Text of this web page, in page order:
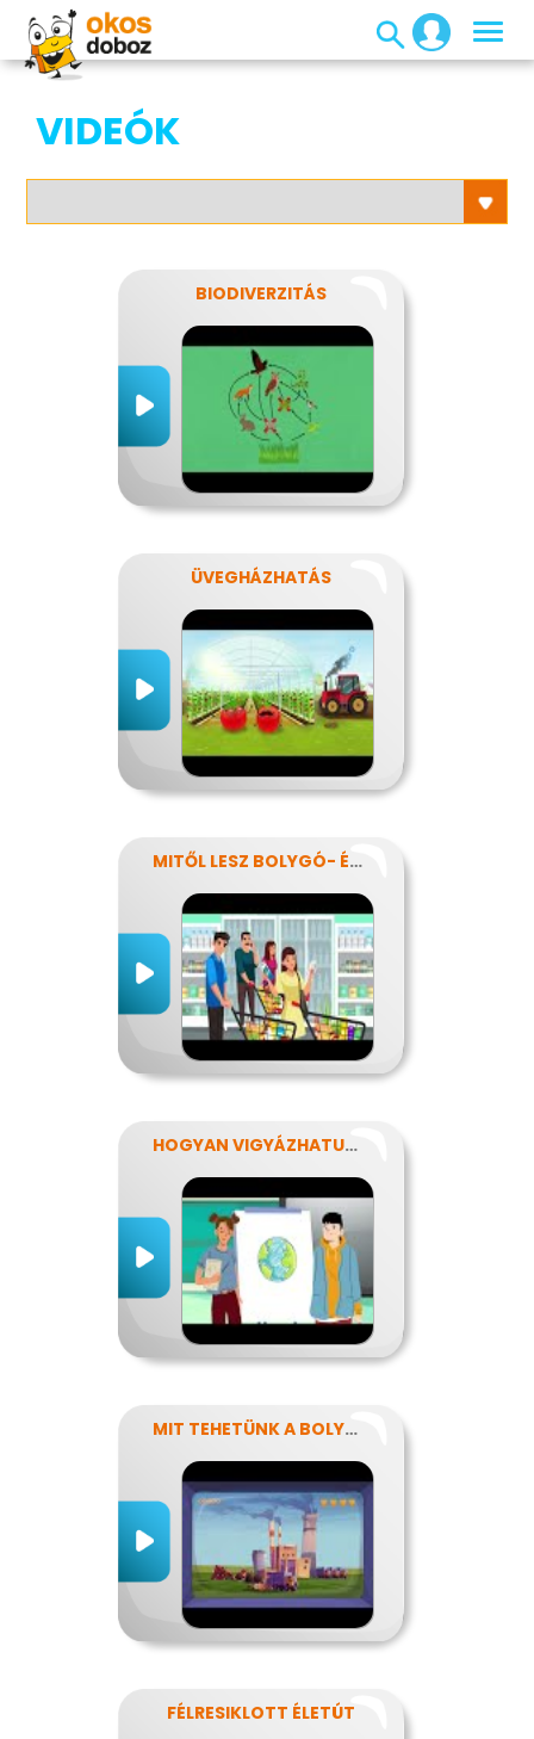
VIDEÓK
BIODIVERZITÁS
ÜVEGHÁZHATÁS
MITŐL LESZ BOLYGÓ- ÉS EGÉSZSÉGTUDATOS IS AZ ÉTRENDEM?
HOGYAN VIGYÁZHATUNK A FÖLDRE?
MIT TEHETÜNK A BOLYGÓNKÉRT?
FÉLRESIKLOTT ÉLETÚT